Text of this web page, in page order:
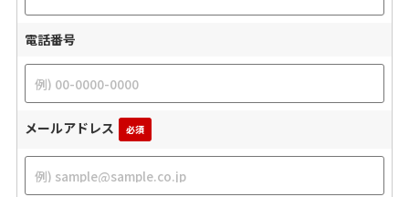
電話番号
メールアドレス 必須